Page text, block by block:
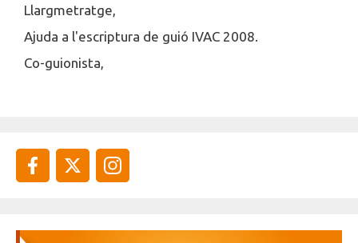
Llargmetratge,
Ajuda a l'escriptura de guió IVAC 2008.
Co-guionista,